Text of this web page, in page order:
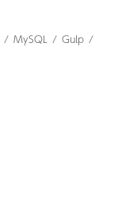
MySQL
Gulp